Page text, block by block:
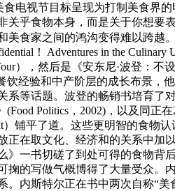
电视节目标呈现为打制美食界
乎食物本身，而是关于你想要
食家之间的鸿沟变得难以跨越。
！ Adventures in the
，然后是《安东尼·波登：不设
饮经验和中产阶层的成长布景
等话题。波登的畅销书培育了
Politics，2002)，以及同正
）铺平了道。这些更明智的食
在取文化、经济和的关系中加
一书切磋了到处可得的食物
的写做气概博得了大量受众
内斯特尔正在书中两次自称“